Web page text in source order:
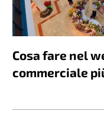
Cosa fare nel
commerciale